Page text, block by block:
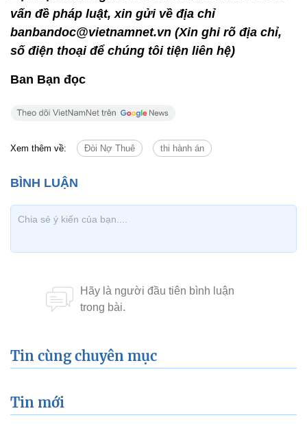
vấn đề pháp luật, xin gửi về địa chỉ
banbandoc@vietnamnet.vn (Xin ghi rõ địa chỉ,
số điện thoại để chúng tôi tiện liên hệ)
Ban Bạn đọc
Xem thêm về: Đòi Nợ Thuê thi hành án
Tin cùng chuyên mục
Tin mới